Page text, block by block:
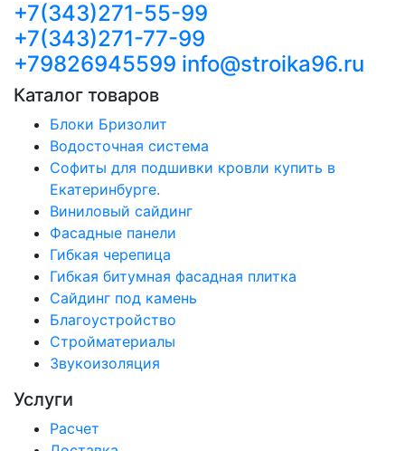
+7(343)271-55-99
+7(343)271-77-99
+79826945599 info@stroika96.ru
Каталог товаров
Блоки Бризолит
Водосточная система
Софиты для подшивки кровли купить в
Екатеринбурге.
Виниловый сайдинг
Фасадные панели
Гибкая черепица
Гибкая битумная фасадная плитка
Сайдинг под камень
Благоустройство
Стройматериалы
Звукоизоляция
Услуги
Расчет